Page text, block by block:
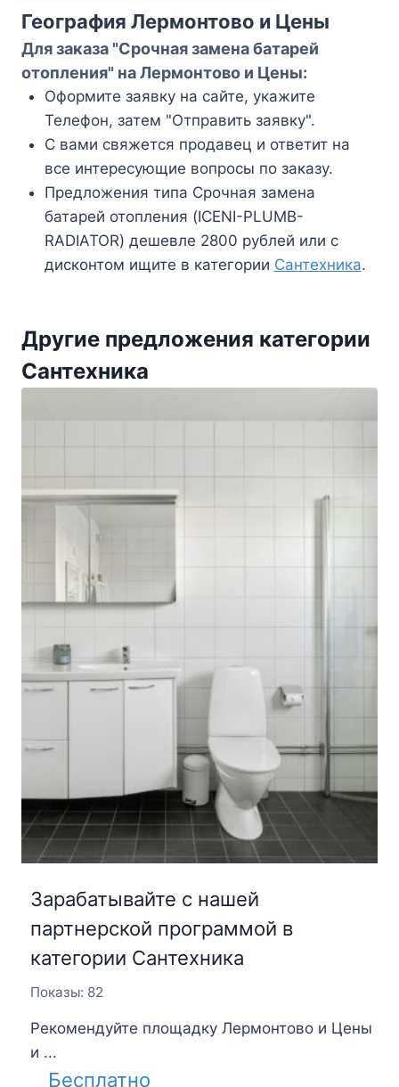
География Лермонтово и Цены
Для заказа "Срочная замена батарей
отопления" на Лермонтово и Цены:
Оформите заявку на сайте, укажите
Телефон, затем "Отправить заявку".
С вами свяжется продавец и ответит на
все интересующие вопросы по заказу.
Предложения типа Срочная замена
батарей отопления (ICENI-PLUMB-
RADIATOR) дешевле 2800 рублей или с
дисконтом ищите в категории Сантехника.
Другие предложения категории
Сантехника
Зарабатывайте с нашей
партнерской программой в
категории Сантехника
Показы: 82
Рекомендуйте площадку Лермонтово и Цены
и ...
Бесплатно